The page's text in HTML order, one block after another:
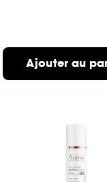
Ajouter au